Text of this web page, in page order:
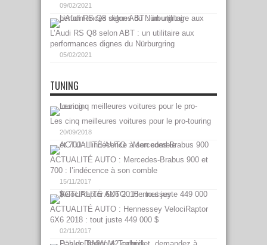
09/02/2021
L’Audi RS Q8 selon ABT : un utilitaire aux
performances dignes du Nürburgring
05/02/2021
TUNING
Les cinq meilleures voitures pour le pro-touring
20/09/2018
ACTUALITÉ AUTO : Mercedes-Brabus 900 et
700 : l’indécence à son comble
15/11/2017
ACTUALITÉ AUTO : Hennessey VelociRaptor
6X6 2018 : tout juste 449 000 $
02/11/2017